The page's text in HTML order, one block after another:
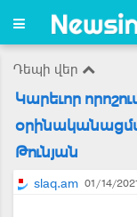
Դեպի վեր
Կարեւոր
Թունյան
slaq.am 01/14/